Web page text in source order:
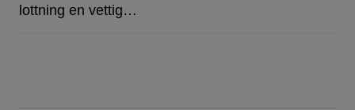
lottning en vettig…